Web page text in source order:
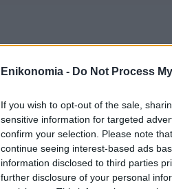
Enikonomia - Do Not Process
If you wish to opt-out of the sale,
sensitive information for targeted
confirm your selection. Please note
continue seeing interest-based ads
information disclosed to third parties
further disclosure of your personal